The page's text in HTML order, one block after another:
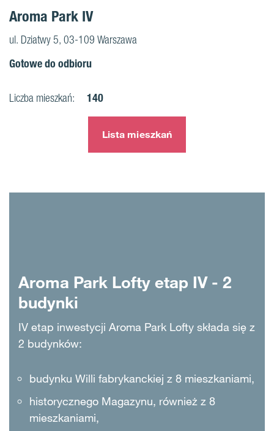
Aroma Park IV
ul. Dziatwy 5, 03-109 Warszawa
Gotowe do odbioru
Liczba mieszkań: 140
Lista mieszkań
Aroma Park Lofty etap IV - 2
budynki
IV etap inwestycji Aroma Park Lofty składa się z
2 budynków:
budynku Willi fabrykanckiej z 8 mieszkaniami,
historycznego Magazynu, również z 8
mieszkaniami,